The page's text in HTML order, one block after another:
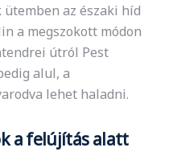
ütemben az északi híd
a megszokott módon
útról Pest
alul, a
lehet haladni.
a felújítás alatt